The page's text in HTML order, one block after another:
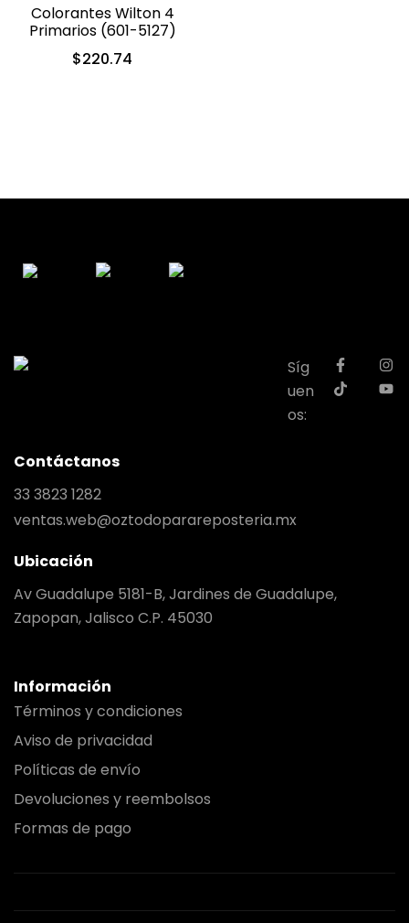
Colorantes Wilton 4
Primarios (601-5127)
$220.74
Síg
uen
os:
Contáctanos
33 3823 1282
ventas.web@oztodoparareposteria.mx
Ubicación
Av Guadalupe 5181-B, Jardines de Guadalupe,
Zapopan, Jalisco C.P. 45030
Información
Términos y condiciones
Aviso de privacidad
Políticas de envío
Devoluciones y reembolsos
Formas de pago